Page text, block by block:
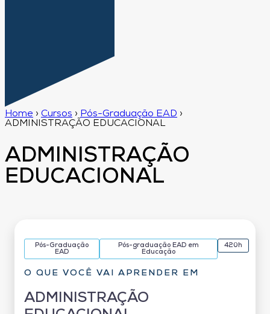
Home › Cursos › Pós-Graduação EAD ›
ADMINISTRAÇÃO EDUCACIONAL
ADMINISTRAÇÃO
EDUCACIONAL
Pós-Graduação
EAD
Pós-graduação EAD em
Educação
420h
O QUE VOCÊ VAI APRENDER EM
ADMINISTRAÇÃO